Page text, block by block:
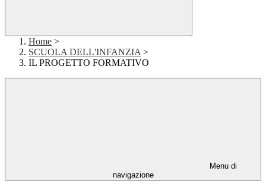
Home >
SCUOLA DELL'INFANZIA >
IL PROGETTO FORMATIVO
Menu di
navigazione